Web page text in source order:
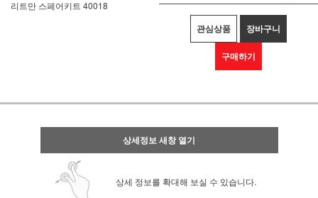
리트만 스페어키트 40018
관심상품 장바구니
구매하기
상세정보 새창 열기
상세 정보를 확대해 보실 수 있습니다.